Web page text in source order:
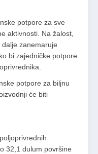
potpore za sve
aktivnosti. Na žalost,
zanemaruje
bi zajedničke potpore
potpore za biljnu
će biti
32,1 dulum površine